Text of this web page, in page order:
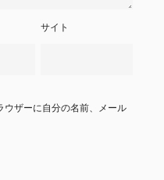
サイト
ウザーに自分の名前、メール